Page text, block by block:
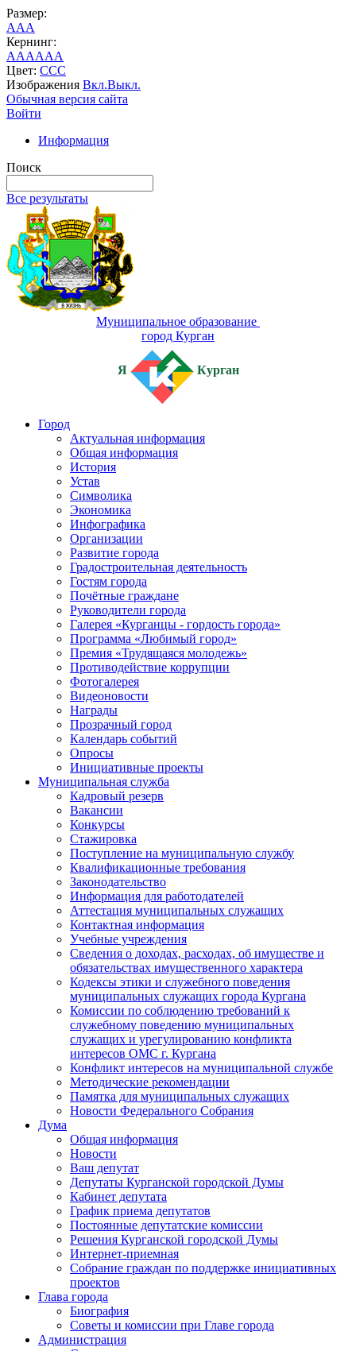
Размер:
AAA
Кернинг:
AAAAAA
Цвет: CCC
Изображения Вкл.Выкл.
Обычная версия сайта
Войти
Информация
Поиск
Все результаты
Муниципальное образование
город Курган
Я Курган
Город
Актуальная информация
Общая информация
История
Устав
Символика
Экономика
Инфографика
Организации
Развитие города
Градостроительная деятельность
Гостям города
Почётные граждане
Руководители города
Галерея «Курганцы - гордость города»
Программа «Любимый город»
Премия «Трудящаяся молодежь»
Противодействие коррупции
Фотогалерея
Видеоновости
Награды
Прозрачный город
Календарь событий
Опросы
Инициативные проекты
Муниципальная служба
Кадровый резерв
Вакансии
Конкурсы
Стажировка
Поступление на муниципальную службу
Квалификационные требования
Законодательство
Информация для работодателей
Аттестация муниципальных служащих
Контактная информация
Учебные учреждения
Сведения о доходах, расходах, об имуществе и
обязательствах имущественного характера
Кодексы этики и служебного поведения
муниципальных служащих города Кургана
Комиссии по соблюдению требований к
служебному поведению муниципальных
служащих и урегулированию конфликта
интересов ОМС г. Кургана
Конфликт интересов на муниципальной службе
Методические рекомендации
Памятка для муниципальных служащих
Новости Федерального Cобрания
Дума
Общая информация
Новости
Ваш депутат
Депутаты Курганской городской Думы
Кабинет депутата
График приема депутатов
Постоянные депутатские комиссии
Решения Курганской городской Думы
Интернет-приемная
Собрание граждан по поддержке инициативных
проектов
Глава города
Биография
Советы и комиссии при Главе города
Администрация